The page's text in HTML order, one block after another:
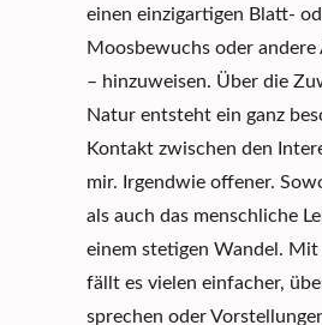
einen einzigartigen Blatt-
Moosbewuchs oder
– hinzuweisen. Über die
Natur entsteht ein ganz
Kontakt zwischen den
mir. Irgendwie offener.
als auch das menschliche
einem stetigen Wandel. Mit
fällt es vielen einfacher,
sprechen oder